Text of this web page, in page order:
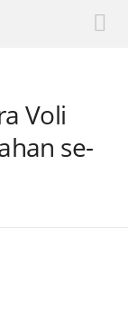
Voli
se-